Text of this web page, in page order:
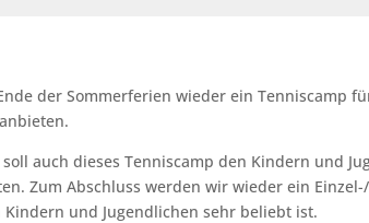
der Sommerferien wieder ein Tenniscamp
auch dieses Tenniscamp den Kindern und
Zum Abschluss werden wir wieder ein
und Jugendlichen sehr beliebt ist.